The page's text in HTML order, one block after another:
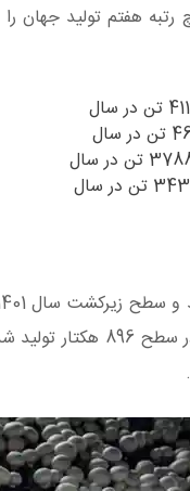
رتبه هفتم تولید